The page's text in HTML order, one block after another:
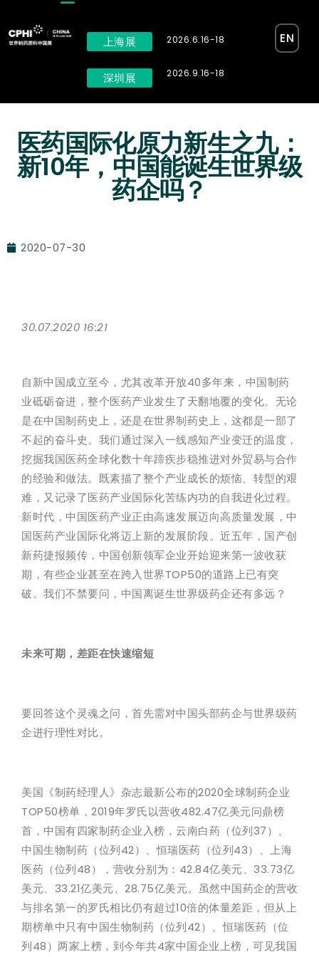
上海展
深圳展
2026.6.16-18
2026.9.16-18
EN
医药国际化原力新生之九：
新10年，中国能诞生世界级
药企吗？
2020-07-30
30.07.2020 16:21
自新中国成立至今，尤其改革开放40多年来，中国制药
业砥砺奋进，整个医药产业发生了天翻地覆的变化。无论
是在中国制药史上，还是在世界制药史上，这都是一部了
不起的奋斗史。我们通过深入一线感知产业变迁的温度，
挖掘我国医药全球化数十年蹄疾步稳推进对外贸易与合作
的经验和做法。既素描了整个产业成长的烦恼、转型的艰
难，又记录了医药产业国际化苦练内功的自我进化过程。
新时代，中国医药产业正由高速发展迈向高质量发展，中
国医药产业国际化将迈上新的发展阶段。近五年，国产创
新药捷报频传，中国创新领军企业开始迎来第一波收获
期，有些企业甚至在跨入世界TOP50的道路上已有突
破。我们不禁要问，中国离诞生世界级药企还有多远？
未来可期，差距在快速缩短
要回答这个灵魂之问，首先需对中国头部药企与世界级药
企进行理性对比。
美国《制药经理人》杂志最新公布的2020全球制药企业
TOP50榜单，2019年罗氏以营收482.47亿美元问鼎榜
首，中国有四家制药企业入榜，云南白药（位列37）、
中国生物制药（位列42）、恒瑞医药（位列43）、上海
医药（位列48），营收分别为：42.84亿美元、33.73亿
美元、33.21亿美元、28.75亿美元。虽然中国药企的营收
与排名第一的罗氏相比仍有超过10倍的体量差距，但从上
期榜单中只有中国生物制药（位列42）、恒瑞医药（位
列48）两家上榜，到今年共4家中国企业上榜，可见我国